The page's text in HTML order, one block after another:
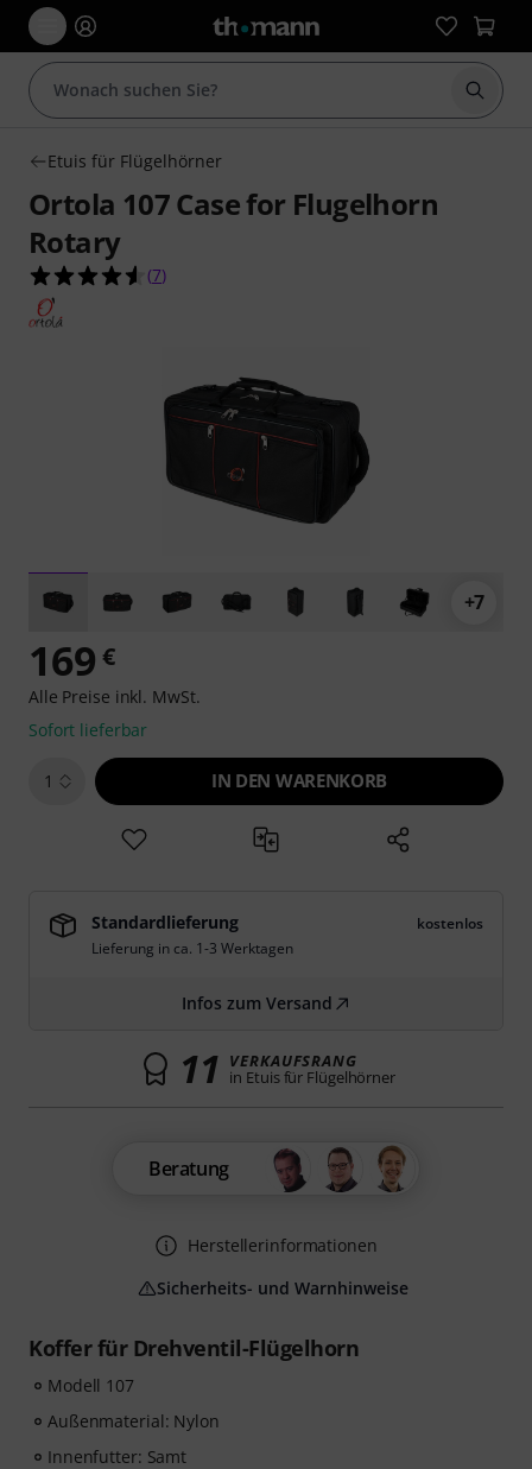
Suche
Etuis für Flügelhörner
Ortola 107 Case for Flugelhorn
Rotary
4.6 von 5 Sternen aus 7 Kundenbewertungen
(7)
+7
Koffer für Drehventil-Flügelhorn
Modell 107
Außenmaterial: Nylon
Innenfutter: Samt
169 €
Alle Preise inkl. MwSt.
Sofort lieferbar
1 IN DEN WARENKORB
Standardlieferung
kostenlos
Lieferung in ca. 1-3 Werktagen
Infos zum Versand
11 VERKAUFSRANG
in Etuis für Flügelhörner
Beratung
Herstellerinformationen
Sicherheits- und Warnhinweise